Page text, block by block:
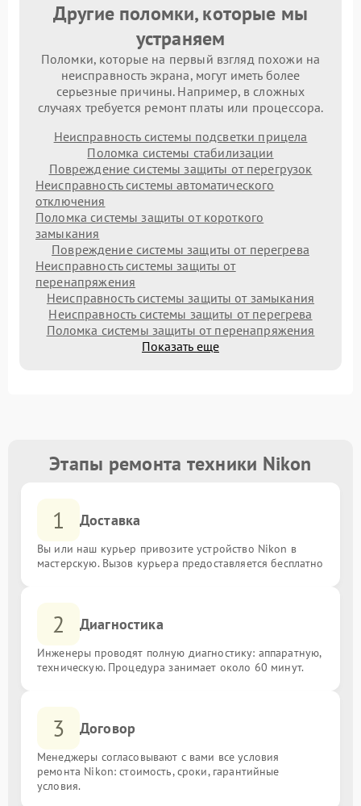
Другие поломки, которые мы
устраняем
Поломки, которые на первый взгляд похожи на
неисправность экрана, могут иметь более
серьезные причины. Например, в сложных
случаях требуется ремонт платы или процессора.
Неисправность системы подсветки прицела
Поломка системы стабилизации
Повреждение системы защиты от перегрузок
Неисправность системы автоматического
отключения
Поломка системы защиты от короткого
замыкания
Повреждение системы защиты от перегрева
Неисправность системы защиты от
перенапряжения
Неисправность системы защиты от замыкания
Неисправность системы защиты от перегрева
Поломка системы защиты от перенапряжения
Показать еще
Этапы ремонта техники Nikon
1 Доставка
Вы или наш курьер привозите устройство Nikon в
мастерскую. Вызов курьера предоставляется бесплатно
2 Диагностика
Инженеры проводят полную диагностику: аппаратную,
техническую. Процедура занимает около 60 минут.
3 Договор
Менеджеры согласовывают с вами все условия
ремонта Nikon: стоимость, сроки, гарантийные
условия.